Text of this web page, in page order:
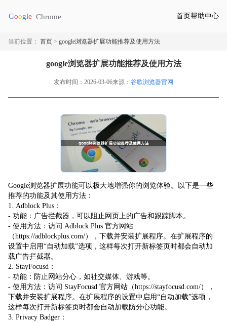
首页帮助中心
当前位置： 首页 > google浏览器扩展功能推荐及使用方法
google浏览器扩展功能推荐及使用方法
发布时间：2026-03-06来源： 谷歌浏览器官网
Google浏览器扩展功能可以极大地增强你的浏览体验。以下是一些
推荐的功能及其使用方法：
1. Adblock Plus：
- 功能：广告拦截器，可以阻止网页上的广告和跟踪脚本。
- 使用方法：访问 Adblock Plus 官方网站
（https://adblockplus.com/），下载并安装扩展程序。在扩展程序的
设置中启用“自动加载”选项，这样每次打开新标签页时都会自动加
载广告拦截器。
2. StayFocusd：
- 功能：防止网站分心，如社交媒体、游戏等。
- 使用方法：访问 StayFocusd 官方网站（https://stayfocusd.com/），
下载并安装扩展程序。在扩展程序的设置中启用“自动加载”选项，
这样每次打开新标签页时都会自动加载防分心功能。
3. Privacy Badger：